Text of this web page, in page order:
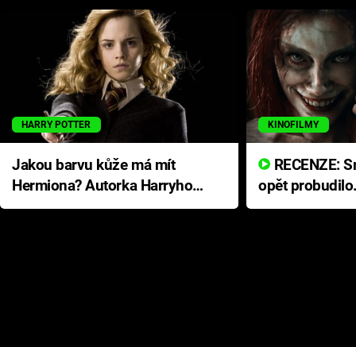
HARRY POTTER
Jakou barvu kůže má mít
Hermiona? Autorka Harryho
Pottera přišla s ráznou
KINOFILMY
opět
přichází s